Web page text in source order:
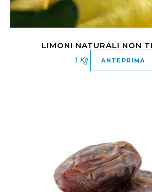
LIMONI NATURALI NON
1 Kg ANTEPRIMA